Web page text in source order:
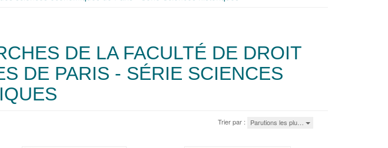
DE LA FACULTÉ DE DROIT
DE PARIS - SÉRIE SCIENCES
Trier par : Parutions les plu…